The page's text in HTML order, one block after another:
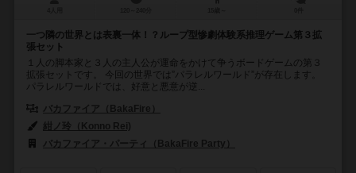
一つ隣の世界とは表裏一体！？ループ型惨劇体験系推理ゲーム第３拡
張セット
１人の脚本家と３人の主人公が運命をかけて争うボードゲームの第３
拡張セットです。 今回の世界では”パラレルワールド”が存在します。
パラレルワールドでは、好意と悪意が逆...
バカファイア（BakaFire）
紺ノ玲（Konno Rei)
バカファイア・パーティ（BakaFire Party）